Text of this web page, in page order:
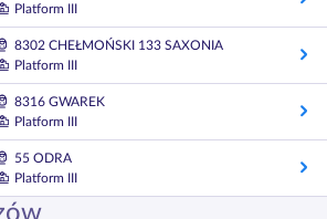
Platform III
8302 CHEŁMOŃSKI 133 SAXONIA
Platform III
8316 GWAREK
Platform III
55 ODRA
Platform III